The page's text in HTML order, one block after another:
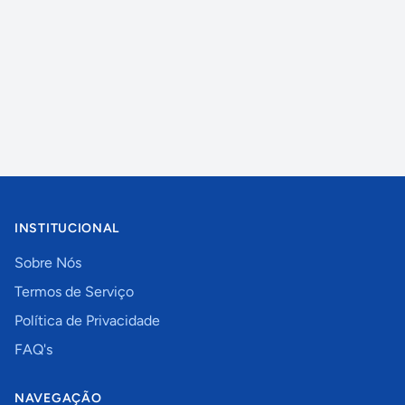
INSTITUCIONAL
Sobre Nós
Termos de Serviço
Política de Privacidade
FAQ's
NAVEGAÇÃO